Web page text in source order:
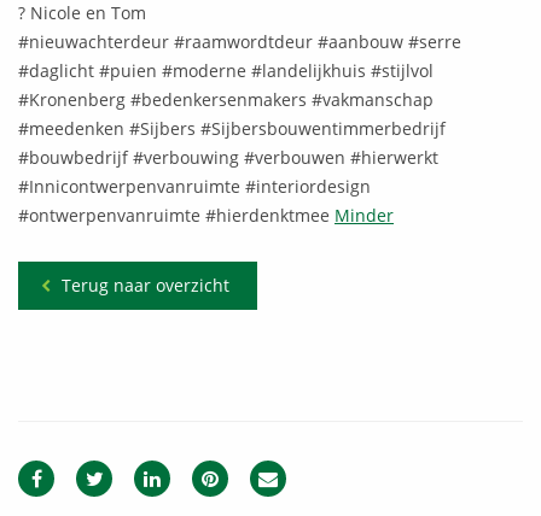
? Nicole en Tom
#nieuwachterdeur #raamwordtdeur #aanbouw #serre
#daglicht #puien #moderne #landelijkhuis #stijlvol
#Kronenberg #bedenkersenmakers #vakmanschap
#meedenken #Sijbers #Sijbersbouwentimmerbedrijf
#bouwbedrijf #verbouwing #verbouwen #hierwerkt
#Innicontwerpenvanruimte #interiordesign
#ontwerpenvanruimte #hierdenktmee Minder
Terug naar overzicht